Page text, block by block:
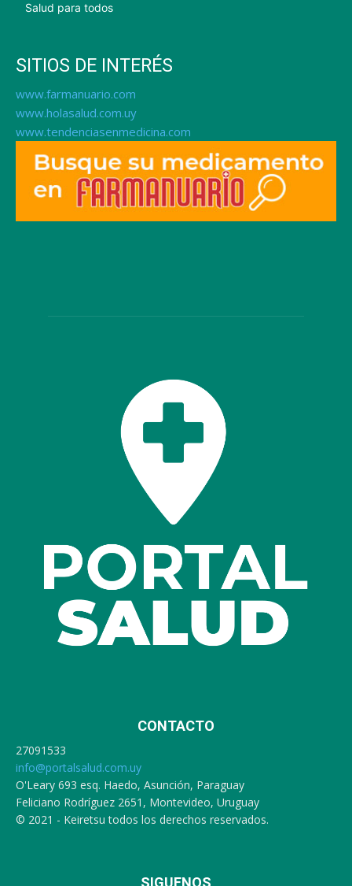
Salud para todos
SITIOS DE INTERÉS
www.farmanuario.com
www.holasalud.com.uy
www.tendenciasenmedicina.com
CONTACTO
27091533
info@portalsalud.com.uy
O'Leary 693 esq. Haedo, Asunción, Paraguay
Feliciano Rodríguez 2651, Montevideo, Uruguay
© 2021 - Keiretsu todos los derechos reservados.